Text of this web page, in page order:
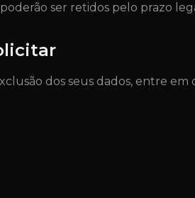
ser retidos pelo prazo
dos seus dados, entre